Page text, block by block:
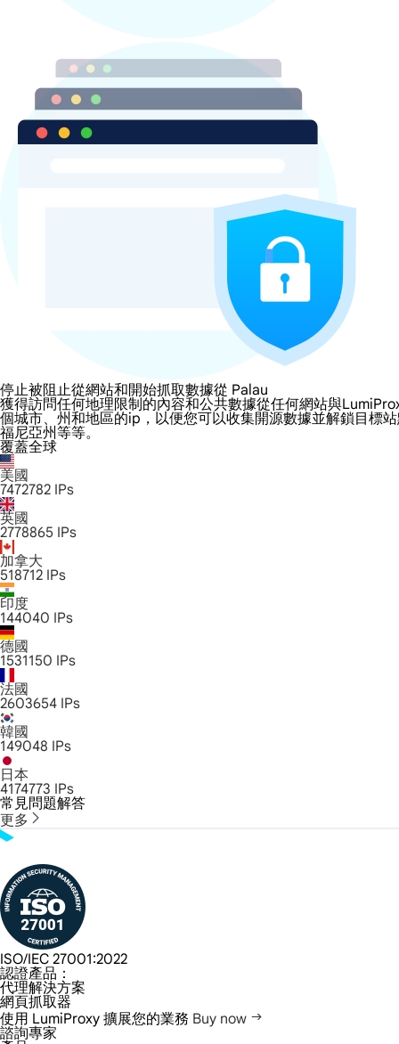
停止被阻止從網站和開始抓取數據從 Palau
獲得訪問任何地理限制的內容和公共數據從任何網站與
個城市、州和地區的ip，以便您可以收集開源數據並解鎖目標
福尼亞州等等。
覆蓋全球
美國
7472782 IPs
英國
2778865 IPs
加拿大
518712 IPs
印度
144040 IPs
德國
1531150 IPs
法國
2603654 IPs
韓國
149048 IPs
日本
4174773 IPs
常見問題解答
更多
ISO/IEC 27001:2022
認證產品：
代理解決方案
網頁抓取器
使用 LumiProxy 擴展您的業務 Buy now
諮詢專家